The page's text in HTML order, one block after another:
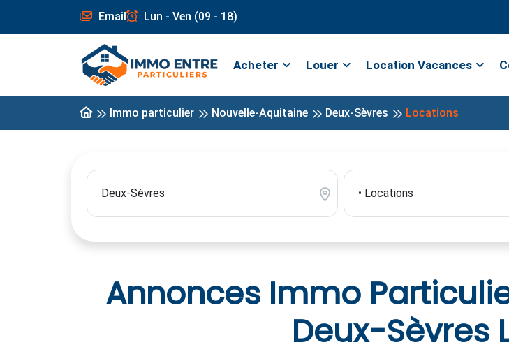
Email Lun - Ven (09 - 18)
Acheter Louer Location Vacances
Immo particulier Nouvelle-Aquitaine Deux-Sèvres Locations
Annonces Immo
Deux-Sèvres